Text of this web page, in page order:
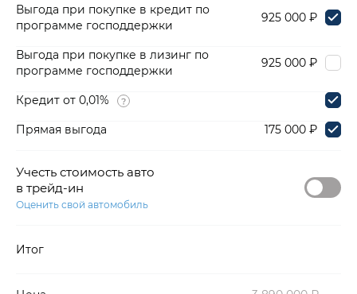
Выгода при покупке в кредит по
программе господдержки
925 000 ₽
Выгода при покупке в лизинг по
программе господдержки
925 000 ₽
Кредит от 0,01%
Прямая выгода
175 000 ₽
Учесть стоимость авто
в трейд-ин
Оценить свой автомобиль
Итог